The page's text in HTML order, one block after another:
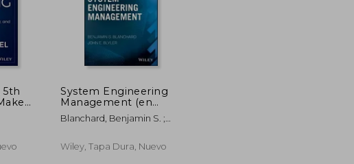
5th
System Engineering
Management (en
Inglés)
Blanchard, Benjamin S. ;
Wiley, Tapa Dura, Nuevo